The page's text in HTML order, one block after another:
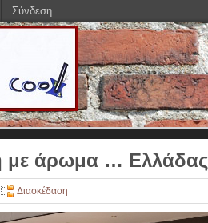
με άρωμα … Ελλάδας
Διασκέδαση
Σύνδεση